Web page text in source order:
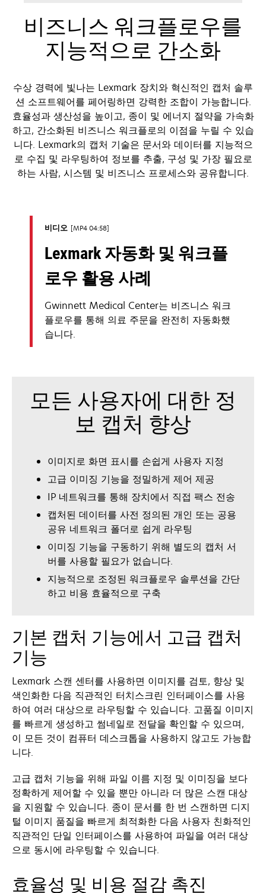
비즈니스 워크플로우를
지능적으로 간소화
수상 경력에 빛나는 Lexmark 장치와 혁신적인 캡처 솔루
션 소프트웨어를 페어링하면 강력한 조합이 가능합니다.
효율성과 생산성을 높이고, 종이 및 에너지 절약을 가속화
하고, 간소화된 비즈니스 워크플로의 이점을 누릴 수 있습
니다. Lexmark의 캡처 기술은 문서와 데이터를 지능적으
로 수집 및 라우팅하여 정보를 추출, 구성 및 가장 필요로
하는 사람, 시스템 및 비즈니스 프로세스와 공유합니다.
비디오 MP4 04:58
Lexmark 자동화 및 워크플
로우 활용 사례
Gwinnett Medical Center는 비즈니스 워크
플로우를 통해 의료 주문을 완전히 자동화했
습니다.
모든 사용자에 대한 정
보 캡처 향상
이미지로 화면 표시를 손쉽게 사용자 지정
고급 이미징 기능을 정밀하게 제어 제공
IP 네트워크를 통해 장치에서 직접 팩스 전송
캡처된 데이터를 사전 정의된 개인 또는 공용
공유 네트워크 폴더로 쉽게 라우팅
이미징 기능을 구동하기 위해 별도의 캡처 서
버를 사용할 필요가 없습니다.
지능적으로 조정된 워크플로우 솔루션을 간단
하고 비용 효율적으로 구축
기본 캡처 기능에서 고급 캡처
기능
Lexmark 스캔 센터를 사용하면 이미지를 검토, 향상 및
색인화한 다음 직관적인 터치스크린 인터페이스를 사용
하여 여러 대상으로 라우팅할 수 있습니다. 고품질 이미지
를 빠르게 생성하고 썸네일로 전달을 확인할 수 있으며,
이 모든 것이 컴퓨터 데스크톱을 사용하지 않고도 가능합
니다.
고급 캡처 기능을 위해 파일 이름 지정 및 이미징을 보다
정확하게 제어할 수 있을 뿐만 아니라 더 많은 스캔 대상
을 지원할 수 있습니다. 종이 문서를 한 번 스캔하면 디지
털 이미지 품질을 빠르게 최적화한 다음 사용자 친화적인
직관적인 단일 인터페이스를 사용하여 파일을 여러 대상
으로 동시에 라우팅할 수 있습니다.
효율성 및 비용 절감 촉진